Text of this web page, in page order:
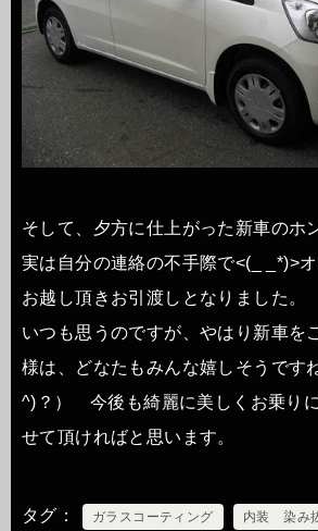
そして、夕方に仕上がった新車のホ
実は自分の連絡の不手際で<(_ _*)>
お越し頂きお引渡しとなりました。
いつも思うのですが、やはり新車を
様は、どなたもみんな嬉しそうです
^)？） 今後も綺麗に美しくお乗り
せて頂ければと思います。
タグ ガラスコーティング 内装 染み